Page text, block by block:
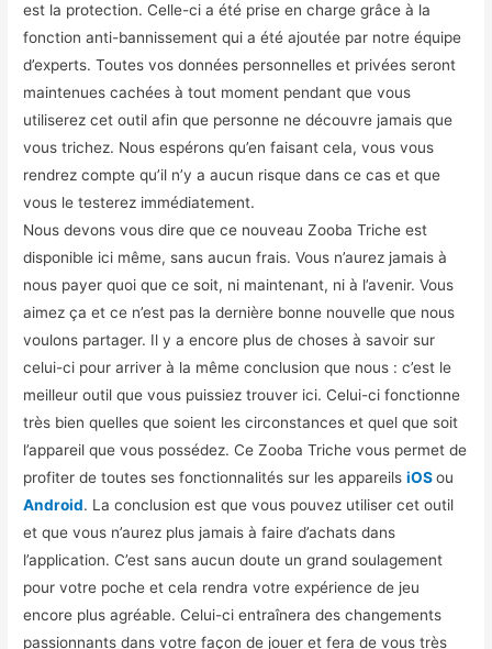
est la protection. Celle-ci a été prise en charge grâce à la
fonction anti-bannissement qui a été ajoutée par notre équipe
d’experts. Toutes vos données personnelles et privées seront
maintenues cachées à tout moment pendant que vous
utiliserez cet outil afin que personne ne découvre jamais que
vous trichez. Nous espérons qu’en faisant cela, vous vous
rendrez compte qu’il n’y a aucun risque dans ce cas et que
vous le testerez immédiatement.
Nous devons vous dire que ce nouveau Zooba Triche est
disponible ici même, sans aucun frais. Vous n’aurez jamais à
nous payer quoi que ce soit, ni maintenant, ni à l’avenir. Vous
aimez ça et ce n’est pas la dernière bonne nouvelle que nous
voulons partager. Il y a encore plus de choses à savoir sur
celui-ci pour arriver à la même conclusion que nous : c’est le
meilleur outil que vous puissiez trouver ici. Celui-ci fonctionne
très bien quelles que soient les circonstances et quel que soit
l’appareil que vous possédez. Ce Zooba Triche vous permet de
profiter de toutes ses fonctionnalités sur les appareilsiOSou
Android. La conclusion est que vous pouvez utiliser cet outil
et que vous n’aurez plus jamais à faire d’achats dans
l’application. C’est sans aucun doute un grand soulagement
pour votre poche et cela rendra votre expérience de jeu
encore plus agréable. Celui-ci entraînera des changements
passionnants dans votre façon de jouer et fera de vous très